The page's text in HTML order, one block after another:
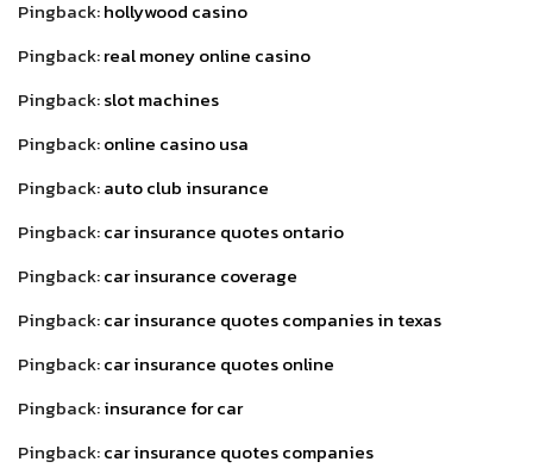
Pingback:hollywood casino
Pingback:real money online casino
Pingback:slot machines
Pingback:online casino usa
Pingback:auto club insurance
Pingback:car insurance quotes ontario
Pingback:car insurance coverage
Pingback:car insurance quotes companies in texas
Pingback:car insurance quotes online
Pingback:insurance for car
Pingback:car insurance quotes companies